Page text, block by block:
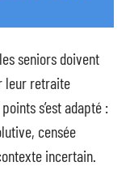
seniors doivent
leur retraite
s’est adapté :
censée
incertain.